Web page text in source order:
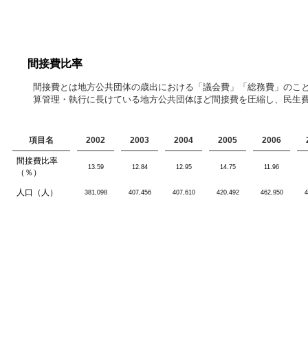
間接費比率
間接費とは地方公共団体の歳出における「議会費」「総務費」の
算管理・執行に長けている地方公共団体ほど間接費を圧縮し、民
項目名 2002 2003 2004 2005 2006
間接費比率
（％）
13.59 12.84 12.95 14.75 11.96
人口（人） 381,098 407,456 407,610 420,492 462,950